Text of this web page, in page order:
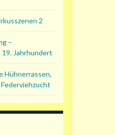
2
–
19. Jahrhundert
Hühnerrassen,